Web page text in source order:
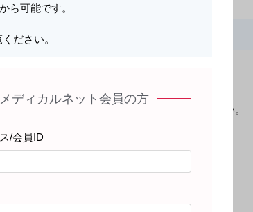
です。
稿、Webサイトへの公開等）はお控えください。
ますようお願い致します。
から可能です。
ださい。
ディカルネット会員の方
/会員ID